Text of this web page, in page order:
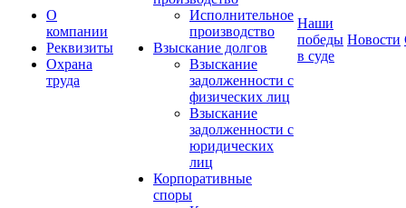
О
компании
Реквизиты
Охрана
труда
Исполнительное
производство
Взыскание долгов
Взыскание
задолженности с
физических лиц
Взыскание
задолженности с
юридических
лиц
Корпоративные
споры
Наши
победы
в суде
Новости